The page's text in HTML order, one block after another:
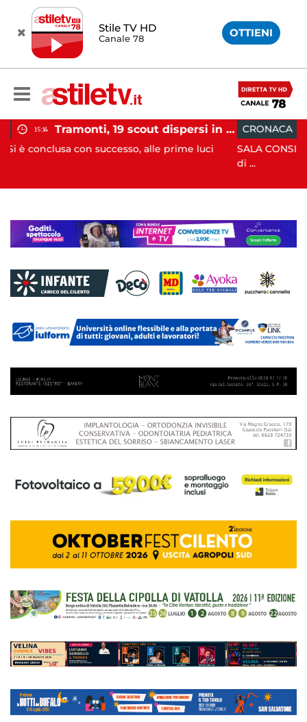
Stile TV HD
Canale 78 OTTIENI
Tramonti, 19 scout dispersi in montagna salvati dai vigili del fuoco
alle prime luci
CRONACA 12:41
SALA CONSILINA. Si ritrovano